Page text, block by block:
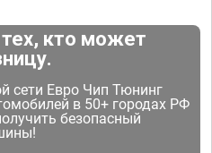
кто может
сети Евро Чип Тюнинг
в 50+ городах РФ
безопасный